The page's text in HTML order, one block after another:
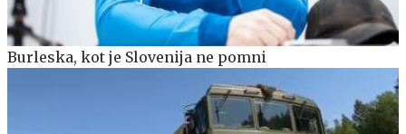
Burleska, kot je Slovenija ne pomni